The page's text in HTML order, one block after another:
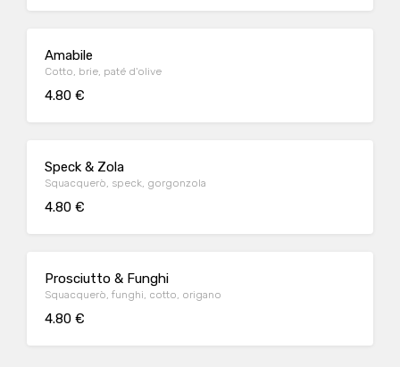
Amabile
Cotto, brie, paté d'olive
4.80 €
Speck & Zola
Squacquerò, speck, gorgonzola
4.80 €
Prosciutto & Funghi
Squacquerò, funghi, cotto, origano
4.80 €